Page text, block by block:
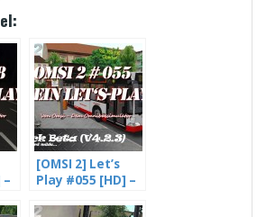
–
[OMSI 2] Let’s
Play #055 [HD] –
Müde (4/4)